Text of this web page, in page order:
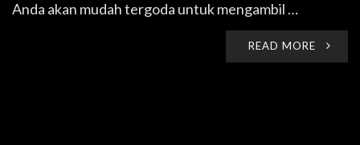
Anda akan mudah tergoda untuk mengambil …
READ MORE